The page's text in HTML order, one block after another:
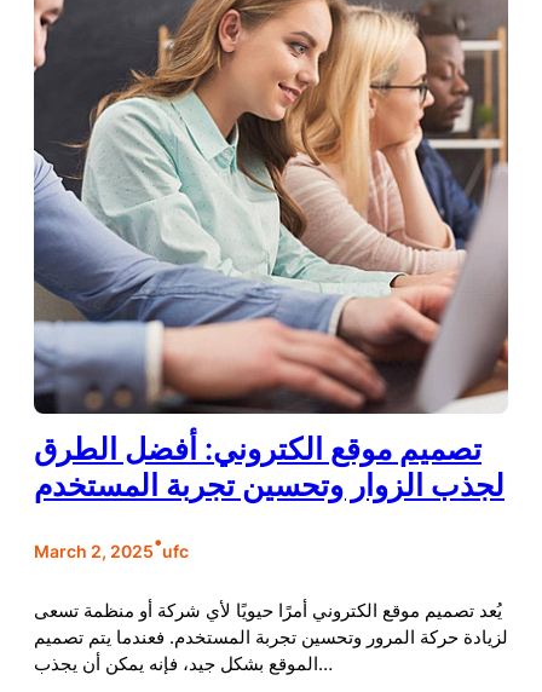
تصميم موقع الكتروني: أفضل الطرق
لجذب الزوار وتحسين تجربة المستخدم
March 2, 2025•ufc
يُعد تصميم موقع الكتروني أمرًا حيويًا لأي شركة أو منظمة تسعى
لزيادة حركة المرور وتحسين تجربة المستخدم. فعندما يتم تصميم
الموقع بشكل جيد، فإنه يمكن أن يجذب…